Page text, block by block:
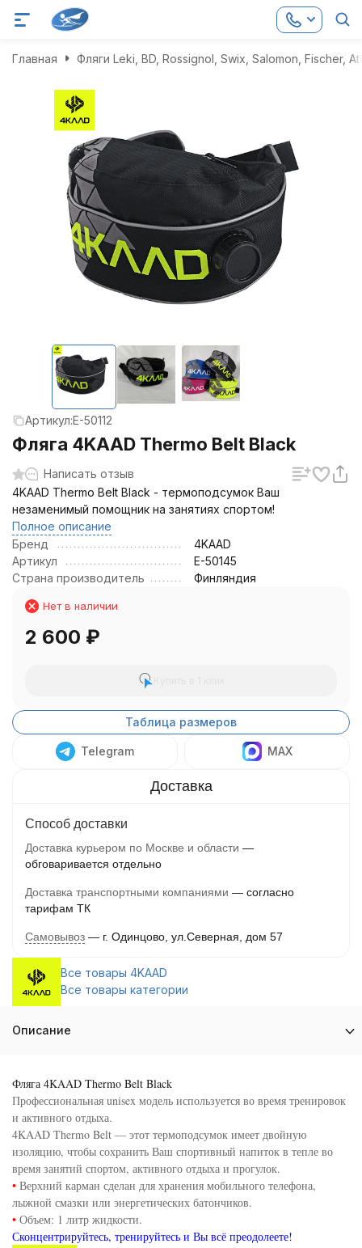
Главная Фляги Leki, BD, Rossignol, Swix, Salomon, Fischer,
Артикул:E-50112
Фляга 4KAAD Thermo Belt Black
Написать отзыв
4KAAD Thermo Belt Black - термоподсумок Ваш
незаменимый помощник на занятиях спортом!
Полное описание
Бренд
4KAAD
Артикул
E-50145
Страна производитель
Финляндия
Нет в наличии
2 600 ₽
Таблица размеров
Telegram MAX
Способ доставки
Доставка курьером по Москве и области
обговаривается отдельно
Доставка транспортными компаниями
согласно
тарифам ТК
Самовывоз г. Одинцово, ул.Северная, дом 57
Все товары 4KAAD
Все товары категории
Описание
Фляга 4KAAD Thermo Belt Black
Профессиональная unisex модель используется во время тренировок
и активного отдыха.
4KAAD Thermo Belt — этот термоподсумок имеет двойную
изоляцию, чтобы сохранить Ваш спортивный напиток в тепле во
время занятий спортом, активного отдыха и прогулок.
• Верхний карман сделан для хранения мобильного телефона,
лыжной смазки или энергетических батончиков.
• Объем: 1 литр жидкости.
Сконцентрируйтесь, тренируйтесь и Вы всё преодолеете!